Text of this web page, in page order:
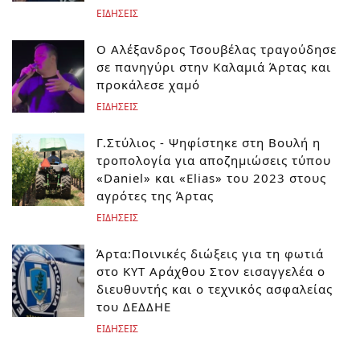
ΕΙΔΗΣΕΙΣ
Ο Αλέξανδρος Τσουβέλας τραγούδησε
σε πανηγύρι στην Καλαμιά Άρτας και
προκάλεσε χαμό
ΕΙΔΗΣΕΙΣ
Γ.Στύλιος - Ψηφίστηκε στη Βουλή η
τροπολογία για αποζημιώσεις τύπου
«Daniel» και «Elias» του 2023 στους
αγρότες της Άρτας
ΕΙΔΗΣΕΙΣ
Άρτα:Ποινικές διώξεις για τη φωτιά
στο ΚΥΤ Αράχθου Στον εισαγγελέα ο
διευθυντής και ο τεχνικός ασφαλείας
του ΔΕΔΔΗΕ
ΕΙΔΗΣΕΙΣ